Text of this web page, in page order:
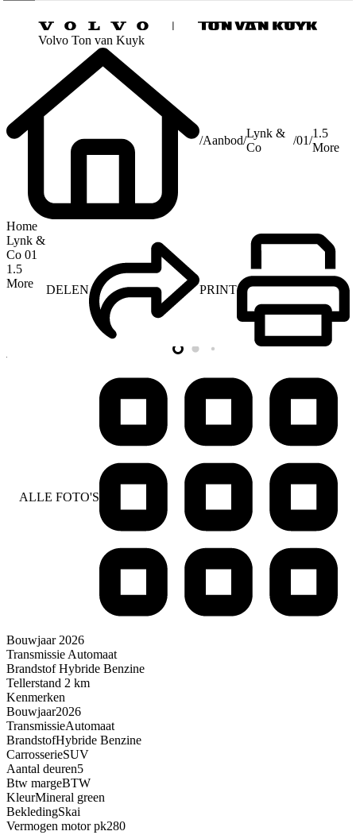
Volvo Ton van Kuyk
Home
/Aanbod/
Lynk &
Co
/01/
1.5
More
Lynk &
Co 01
1.5
More
DELEN PRINT
ALLE FOTO'S
Bouwjaar 2026
Transmissie Automaat
Brandstof Hybride Benzine
Tellerstand 2 km
Kenmerken
Bouwjaar2026
TransmissieAutomaat
BrandstofHybride Benzine
CarrosserieSUV
Aantal deuren5
Btw margeBTW
KleurMineral green
BekledingSkai
Vermogen motor pk280